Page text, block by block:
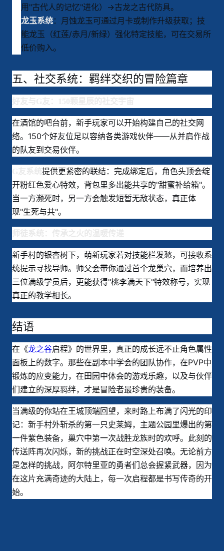
用"古代人的记忆"进化）→古龙之古代防具。
龙玉系统：月蚀龙玉可通过月卡或制作升级获取；技
能龙玉（红莲/赤月/新绿）强化特定技能，可在交易所
低价购入。
五、社交系统：羁绊交织的冒险篇章
在酒馆的吧台前，新手玩家可以开始构建自己的社交网
络。150个好友位足以容纳各类游戏伙伴——从并肩作战
的队友到交易伙伴。
提供更紧密的联结：完成绑定后，角色头顶会绽
开粉红色爱心特效，背包里多出能共享的"甜蜜补给箱"。
当一方濒死时，另一方会触发短暂无敌状态，真正体
现"生死与共"。
新手村的银杏树下，萌新玩家若对技能栏发愁，可接收系
统提示寻找导师。师父会带你通过首个龙巢穴，而培养出
三位满级学员后，更能获得"桃李满天下"特效称号，实现
真正的教学相长。
结语
在《龙之谷启程》的世界里，真正的成长远不止角色属性
面板上的数字。那些在副本中学会的团队协作，在PVP中
锻炼的应变能力，在田园中体会的游戏乐趣，以及与伙伴
们建立的深厚羁绊，才是冒险者最珍贵的装备。
当满级的你站在王城顶端回望，来时路上布满了闪光的印
记：新手村外斩杀的第一只史莱姆，主题公园里爆出的第
一件紫色装备，巢穴中第一次战胜龙族时的欢呼。此刻的
传送阵再次闪烁，新的挑战正在时空深处召唤。无论前方
是怎样的挑战，阿尔特里亚的勇者们总会握紧武器，因为
在这片充满奇迹的大陆上，每一次启程都是书写传奇的开
始。